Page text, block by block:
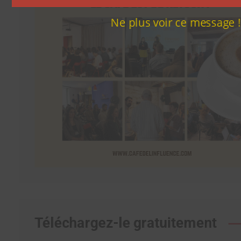
Téléchargez-le gratuitement
Ne plus voir ce message !